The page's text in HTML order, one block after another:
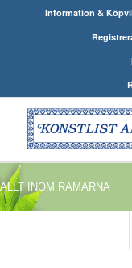
Information &
ALLT INOM RAMARNA